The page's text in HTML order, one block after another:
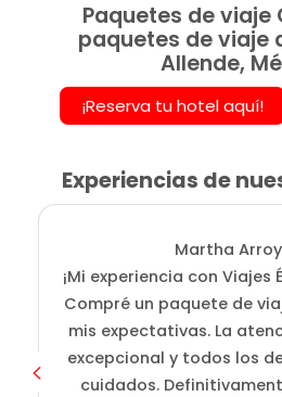
Paquetes de viaje
paquetes de viaje
Allende,
¡Reserva tu hotel aquí!
Experiencias de
Martha
¡Mi experiencia con Viajes
Compré un paquete de
mis expectativas. La
excepcional y todos los
cuidados.